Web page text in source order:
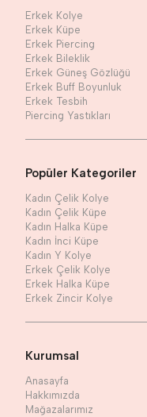
Erkek Kolye
Erkek Küpe
Erkek Piercing
Erkek Bileklik
Erkek Güneş Gözlüğü
Erkek Buff Boyunluk
Erkek Tesbih
Piercing Yastıkları
Popüler Kategoriler
Kadın Çelik Kolye
Kadın Çelik Küpe
Kadın Halka Küpe
Kadın İnci Küpe
Kadın Y Kolye
Erkek Çelik Kolye
Erkek Halka Küpe
Erkek Zincir Kolye
Kurumsal
Anasayfa
Hakkımızda
Mağazalarımız